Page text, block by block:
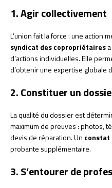
1. Agir collectivement
L’union fait la force : une action
syndicat des copropriétaires
d’actions individuelles. Elle
d’obtenir une expertise globale
2. Constituer un
La qualité du dossier est
maximum de preuves : photos,
devis de réparation. Un constat
probante supplémentaire.
3. S’entourer de